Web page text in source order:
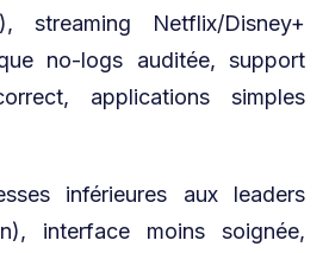
streaming Netflix/Disney+
no-logs auditée, support
applications simples
inférieures aux leaders
interface moins soignée,